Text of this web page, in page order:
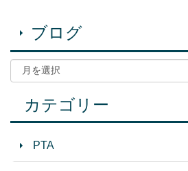
ブログ
カテゴリー
PTA